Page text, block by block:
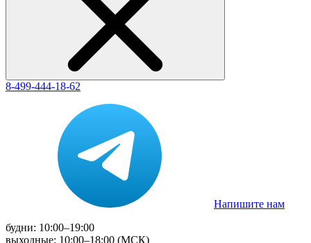
8-499-444-18-62
Напишите нам
будни: 10:00–19:00
выходные: 10:00–18:00 (МСК)